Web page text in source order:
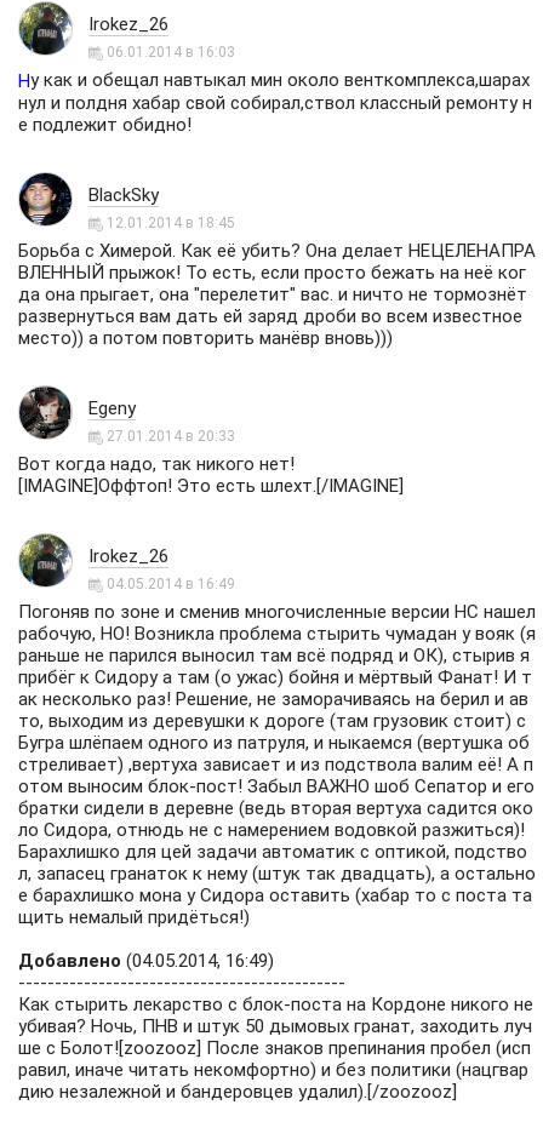
Irokez_26
06.01.2014 в 16:03
Ну как и обещал навтыкал мин около венткомплекса,шарах
нул и полдня хабар свой собирал,ствол классный ремонту н
е подлежит обидно!
BlackSky
12.01.2014 в 18:45
Борьба с Химерой. Как её убить? Она делает НЕЦЕЛЕНАПРА
ВЛЕННЫЙ прыжок! То есть, если просто бежать на неё ког
да она прыгает, она "перелетит" вас. и ничто не тормознёт
развернуться вам дать ей заряд дроби во всем известное
место)) а потом повторить манёвр вновь)))
Egeny
27.01.2014 в 20:33
Вот когда надо, так никого нет!
[IMAGINE]Оффтоп! Это есть шлехт.[/IMAGINE]
Irokez_26
04.05.2014 в 16:49
Погоняв по зоне и сменив многочисленные версии НС нашел
рабочую, НО! Возникла проблема стырить чумадан у вояк (я
раньше не парился выносил там всё подряд и ОК), стырив я
прибёг к Сидору а там (о ужас) бойня и мёртвый Фанат! И т
ак несколько раз! Решение, не заморачиваясь на берил и ав
то, выходим из деревушки к дороге (там грузовик стоит) с
Бугра шлёпаем одного из патруля, и ныкаемся (вертушка об
стреливает) ,вертуха зависает и из подствола валим её! А п
отом выносим блок-пост! Забыл ВАЖНО шоб Сепатор и его
братки сидели в деревне (ведь вторая вертуха садится око
ло Сидора, отнюдь не с намерением водовкой разжиться)!
Барахлишко для цей задачи автоматик с оптикой, подство
л, запасец гранаток к нему (штук так двадцать), а остально
е барахлишко мона у Сидора оставить (хабар то с поста та
щить немалый придёться!)
Добавлено (04.05.2014, 16:49)
---------------------------------------------
Как стырить лекарство с блок-поста на Кордоне никого не
убивая? Ночь, ПНВ и штук 50 дымовых гранат, заходить луч
ше с Болот![zoozooz] После знаков препинания пробел (исп
равил, иначе читать некомфортно) и без политики (нацгвар
дию незалежной и бандеровцев удалил).[/zoozooz]